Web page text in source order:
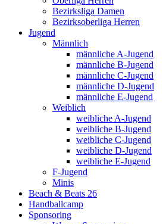
Bezirksliga Damen
Bezirksoberliga Herren
Jugend
Männlich
männliche A-Jugend
männliche B-Jugend
männliche C-Jugend
männliche D-Jugend
männliche E-Jugend
Weiblich
weibliche A-Jugend
weibliche B-Jugend
weibliche C-Jugend
weibliche D-Jugend
weibliche E-Jugend
F-Jugend
Minis
Beach & Beats 26
Handballcamp
Sponsoring